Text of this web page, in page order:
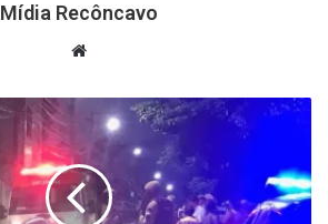
Mídia Recôncavo
Website